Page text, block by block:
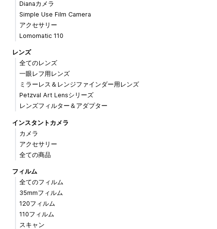
Dianaカメラ
Simple Use Film Camera
アクセサリー
Lomomatic 110
レンズ
全てのレンズ
一眼レフ用レンズ
ミラーレス＆レンジファインダー用レンズ
Petzval Art Lensシリーズ
レンズフィルター＆アダプター
インスタントカメラ
カメラ
アクセサリー
全ての商品
フィルム
全てのフィルム
35mmフィルム
120フィルム
110フィルム
スキャン